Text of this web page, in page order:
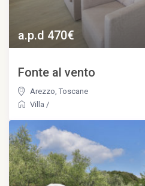
a.p.d 470€
Fonte al vento
Arezzo,Toscane
Villa /